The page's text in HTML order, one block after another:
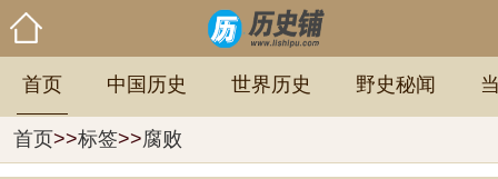
首页 中国历史 世界历史 野史秘闻
首页>>标签>>腐败